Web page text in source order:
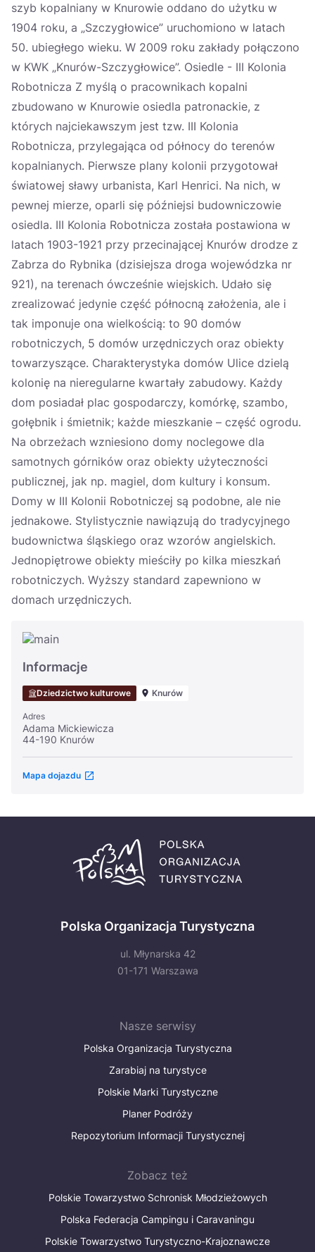
szyb kopalniany w Knurowie oddano do użytku w
1904 roku, a „Szczygłowice” uruchomiono w latach
50. ubiegłego wieku. W 2009 roku zakłady połączono
w KWK „Knurów-Szczygłowice”. Osiedle - III Kolonia
Robotnicza Z myślą o pracownikach kopalni
zbudowano w Knurowie osiedla patronackie, z
których najciekawszym jest tzw. III Kolonia
Robotnicza, przylegająca od północy do terenów
kopalnianych. Pierwsze plany kolonii przygotował
światowej sławy urbanista, Karl Henrici. Na nich, w
pewnej mierze, oparli się późniejsi budowniczowie
osiedla. III Kolonia Robotnicza została postawiona w
latach 1903-1921 przy przecinającej Knurów drodze z
Zabrza do Rybnika (dzisiejsza droga wojewódzka nr
921), na terenach ówcześnie wiejskich. Udało się
zrealizować jedynie część północną założenia, ale i
tak imponuje ona wielkością: to 90 domów
robotniczych, 5 domów urzędniczych oraz obiekty
towarzyszące. Charakterystyka domów Ulice dzielą
kolonię na nieregularne kwartały zabudowy. Każdy
dom posiadał plac gospodarczy, komórkę, szambo,
gołębnik i śmietnik; każde mieszkanie – część ogrodu.
Na obrzeżach wzniesiono domy noclegowe dla
samotnych górników oraz obiekty użyteczności
publicznej, jak np. magiel, dom kultury i konsum.
Domy w III Kolonii Robotniczej są podobne, ale nie
jednakowe. Stylistycznie nawiązują do tradycyjnego
budownictwa śląskiego oraz wzorów angielskich.
Jednopiętrowe obiekty mieściły po kilka mieszkań
robotniczych. Wyższy standard zapewniono w
domach urzędniczych.
Informacje
Dziedzictwo kulturowe Knurów
Adres
Adama Mickiewicza
44-190 Knurów
Mapa dojazdu
Polska Organizacja Turystyczna
ul. Młynarska 42
01-171 Warszawa
Nasze serwisy
Polska Organizacja Turystyczna
Zarabiaj na turystyce
Polskie Marki Turystyczne
Planer Podróży
Repozytorium Informacji Turystycznej
Zobacz też
Polskie Towarzystwo Schronisk Młodzieżowych
Polska Federacja Campingu i Caravaningu
Polskie Towarzystwo Turystyczno-Krajoznawcze